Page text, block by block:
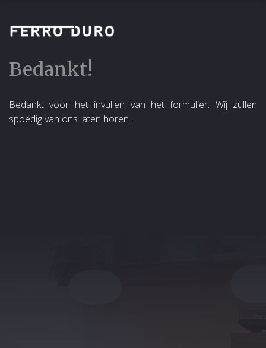
Bedankt!
Bedankt voor het invullen van het formulier. Wij zullen
spoedig van ons laten horen.